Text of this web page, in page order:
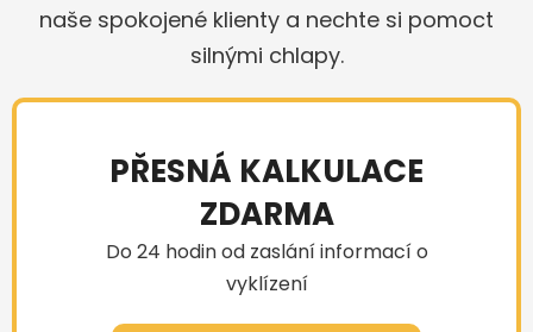
naše spokojené klienty a nechte si pomoct
silnými chlapy.
PŘESNÁ KALKULACE
ZDARMA
Do 24 hodin od zaslání informací o
vyklízení